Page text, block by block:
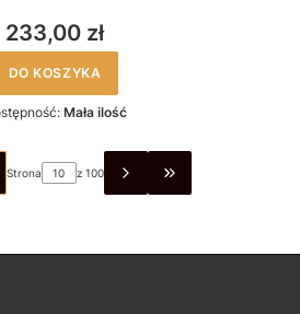
233,00 zł
DO KOSZYKA
Mała ilość
PIERWSZEJ STRONY Z PRODUKTAMI
Strona z 100 PRZEJDŹ DO